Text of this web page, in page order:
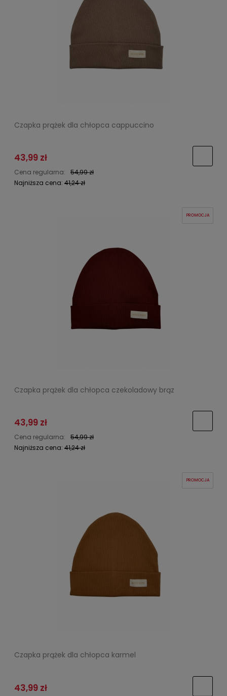
Czapka prążek dla chłopca cappuccino
43,99 zł
Cena regularna:
54,99 zł
Najniższa cena: 41,24 zł
Czapka prążek dla chłopca czekoladowy brąz
43,99 zł
Cena regularna:
54,99 zł
Najniższa cena: 41,24 zł
PROMOCJA
Czapka prążek dla chłopca karmel
43,99 zł
PROMOCJA